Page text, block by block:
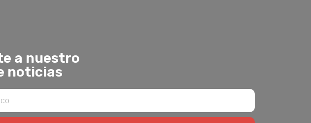
a nuestro
noticias